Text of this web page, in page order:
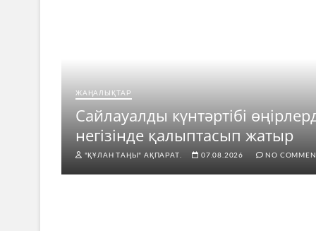
ЖАҢАЛЫҚТАР
Сайлауалды күнтәртібі
негізінде қалыптасып жатыр
"ҚҰЛАН ТАҢЫ" АҚПАРАТ. 07.08.2026 NO